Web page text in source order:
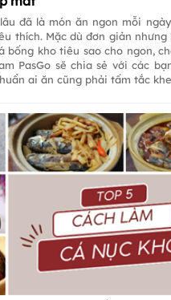
đã là món ăn ngon mỗi
thích. Mặc dù đơn giản nhưng
bống kho tiêu sao cho ngon,
PasGo sẽ chia sẻ với các
ai ăn cũng phải tấm tắc